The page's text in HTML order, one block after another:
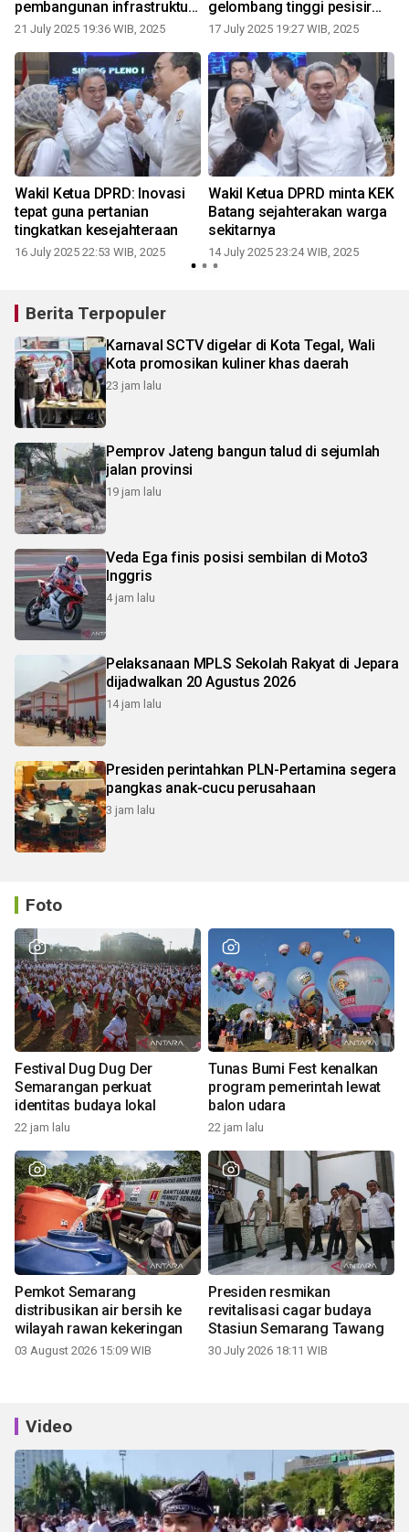
pembangunan infrastruktur
secara merata
21 July 2025 19:36 WIB, 2025
gelombang tinggi pesisir
selatan
17 July 2025 19:27 WIB, 2025
Wakil Ketua DPRD: Inovasi
tepat guna pertanian
tingkatkan kesejahteraan
16 July 2025 22:53 WIB, 2025
Wakil Ketua DPRD minta KEK
Batang sejahterakan warga
sekitarnya
14 July 2025 23:24 WIB, 2025
Berita Terpopuler
Karnaval SCTV digelar di Kota Tegal, Wali
Kota promosikan kuliner khas daerah
23 jam lalu
Pemprov Jateng bangun talud di sejumlah
jalan provinsi
19 jam lalu
Veda Ega finis posisi sembilan di Moto3
Inggris
4 jam lalu
Pelaksanaan MPLS Sekolah Rakyat di Jepara
dijadwalkan 20 Agustus 2026
14 jam lalu
Presiden perintahkan PLN-Pertamina segera
pangkas anak-cucu perusahaan
3 jam lalu
Foto
Festival Dug Dug Der
Semarangan perkuat
identitas budaya lokal
22 jam lalu
Tunas Bumi Fest kenalkan
program pemerintah lewat
balon udara
22 jam lalu
Pemkot Semarang
distribusikan air bersih ke
wilayah rawan kekeringan
03 August 2026 15:09 WIB
Presiden resmikan
revitalisasi cagar budaya
Stasiun Semarang Tawang
30 July 2026 18:11 WIB
Video